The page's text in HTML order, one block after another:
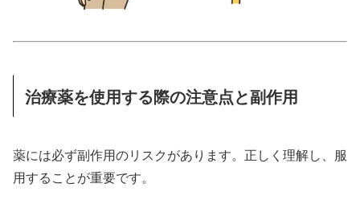
治療薬を使用する際の注意点と副作用
薬には必ず副作用のリスクがあります。正しく理解し、服
用することが重要です。